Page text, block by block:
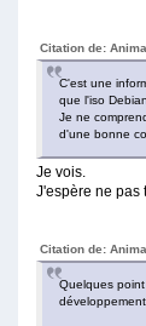
Citation de:
C'est une
que l'iso
Je ne
d'une bonne
Je vois.
J'espère ne pas
Citation de:
Quelques